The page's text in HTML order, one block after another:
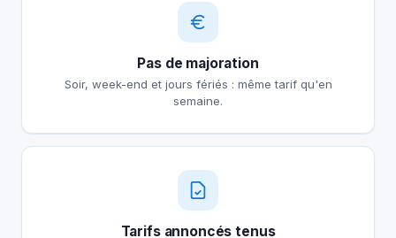
Pas de majoration
Soir, week-end et jours fériés : même tarif qu'en
semaine.
Tarifs annoncés tenus